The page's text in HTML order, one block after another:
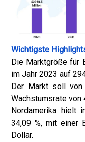
Wichtigste
Die Marktgröße für
im Jahr 2023 auf
Der Markt soll
Wachstumsrate von
Nordamerika hielt
34,09 %, mit einer
Dollar.